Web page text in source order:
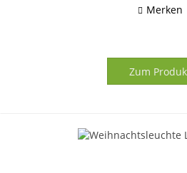
Merken
Zum